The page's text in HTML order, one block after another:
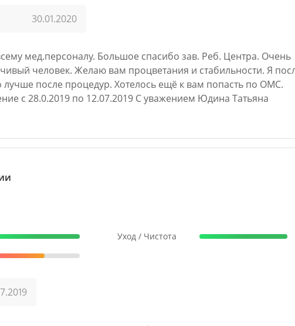
30.01.2020
мед.персоналу. Большое спасибо зав. Реб. Центра. Очень
человек. Желаю вам процветания и стабильности. Я
лучше после процедур. Хотелось ещё к вам попасть по ОМС.
с 28.0.2019 по 12.07.2019 С уважением Юдина Татьяна
Уход / Чистота